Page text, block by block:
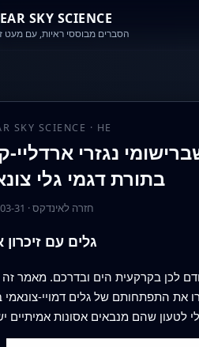
SKY SCIENCE
הסברים מבוססי ראיות, עם מעט
SKY SCIENCE · HE
נגזרי
בתורת דגמי גלי
31 ·חזרה לאינדקס
גלים עם זיכרון
לכן בקרקעית הים ובדרכם. מאמר
את התפתחותם של גלים דמויי-צונאמי